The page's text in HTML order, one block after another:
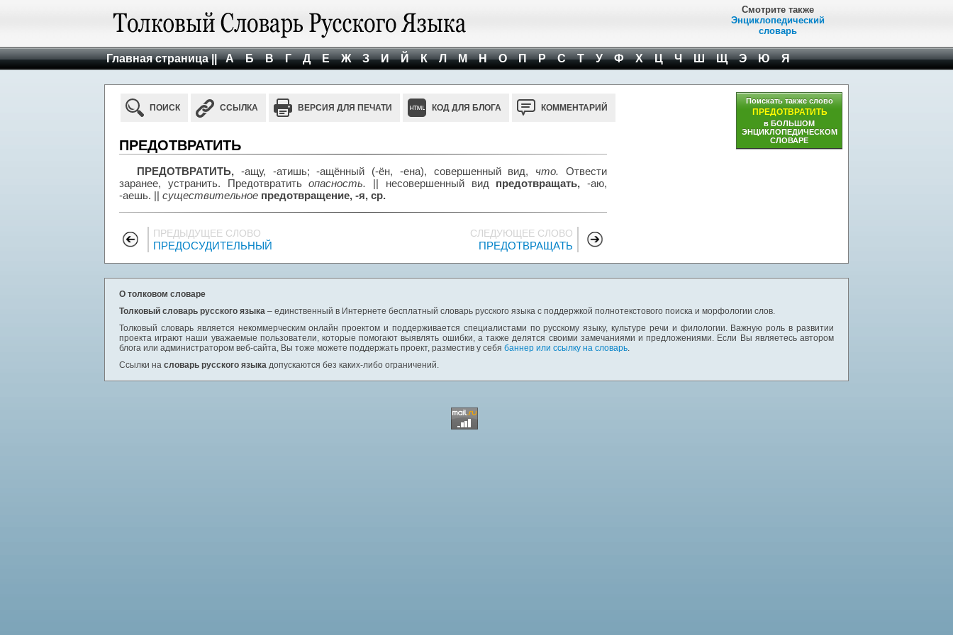
Смотрите также
Энциклопедический
словарь
Главная страница || А Б В Г Д Е Ж З И Й К Л М Н О П Р С Т У Ф Х Ц Ч Ш Щ Э Ю Я
ПОИСК ССЫЛКА ВЕРСИЯ ДЛЯ ПЕЧАТИ КОД ДЛЯ БЛОГА КОММЕНТАРИЙ
ПРЕДОТВРАТИТЬ
ПРЕДОТВРАТИТЬ, -ащу, -атишь; -ащённый (-ён, -ена), совершенный вид, что. Отвести
заранее, устранить. Предотвратитьопасность. || несовершенный вид предотвращать, -аю,
-аешь. || существительное предотвращение, -я, ср.
ПРЕДЫДУЩЕЕ СЛОВО
ПРЕДОСУДИТЕЛЬНЫЙ
СЛЕДУЮЩЕЕ СЛОВО
ПРЕДОТВРАЩАТЬ
Поискать также слово
ПРЕДОТВРАТИТЬ
в БОЛЬШОМ
ЭНЦИКЛОПЕДИЧЕСКОМ
СЛОВАРЕ
О толковом словаре
Толковый словарь русского языка – единственный в Интернете бесплатный словарь русского языка с поддержкой полнотекстового поиска и морфологии слов.
Толковый словарь является некоммерческим онлайн проектом и поддерживается специалистами по русскому языку, культуре речи и филологии. Важную роль в развитии
проекта играют наши уважаемые пользователи, которые помогают выявлять ошибки, а также делятся своими замечаниями и предложениями. Если Вы являетесь автором
блога или администратором веб-сайта, Вы тоже можете поддержать проект, разместив у себя баннер или ссылку на словарь.
Ссылки на словарь русского языка допускаются без каких-либо ограничений.